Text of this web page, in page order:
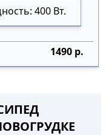
400 Вт.
1490 р.